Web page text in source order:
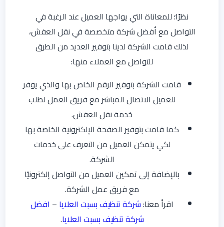
نظرًا؛ للمعاناة التي يواجها العميل عند الرغبة في
التواصل مع أفضل شركة متخصصة في نقل العفش،
لذلك قامت الشركة لدينا بتوفير العديد من الطرق
للتواصل مع العملاء منها:
قامت الشركة بتوفير الرقم الخاص بها والذي يوفر
للعميل الاتصال المباشر مع فريق العمل لطلب
خدمة نقل العفش.
كما قامت بتوفير الصفحة الإلكترونية الخاصة بها
لكي يتمكن العميل من التعرف على خدمات
الشركة.
بالإضافة إلى تمكين العميل من التواصل إلكترونيًا
مع فريق عمل الشركة.
اقرأ معنا:شركة تنظيف بسبت العلايا – افضل
شركة تنظيف بسبت العلايا.